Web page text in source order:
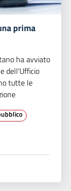
prima
ha avviato
dell'Ufficio
tutte le